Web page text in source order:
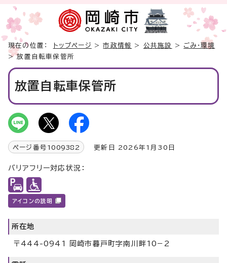
現在の位置： トップページ >市政情報 > 公共施設 > ごみ・環境
> 放置自転車保管所
放置自転車保管所
ページ番号 1009382 更新日 2026年1月30日
バリアフリー対応状況：
アイコンの説明
所在地
〒444-0941 岡崎市暮戸町字南川畔10−2